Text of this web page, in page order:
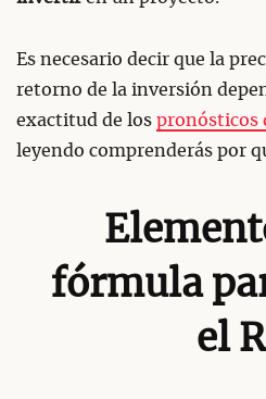
Es necesario decir que la
retorno de la inversión
exactitud de los pronósticos
leyendo comprenderás por
fórmula
el